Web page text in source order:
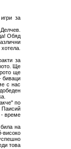
за
Обяд
за
Ще
ще
биваци
с нас
по
- време
на
това